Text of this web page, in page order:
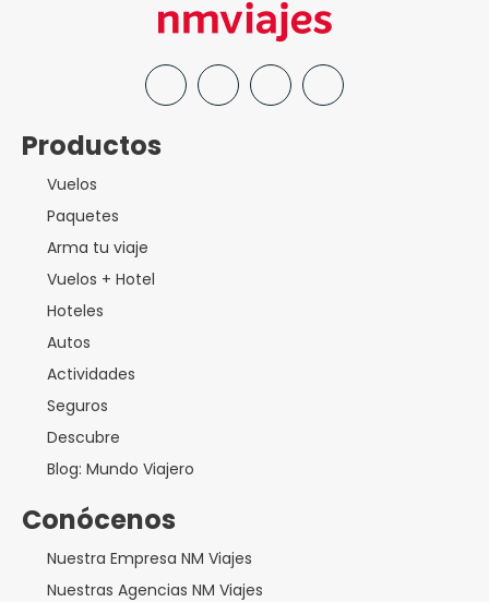
Productos
Vuelos
Paquetes
Arma tu viaje
Vuelos + Hotel
Hoteles
Autos
Actividades
Seguros
Descubre
Blog: Mundo Viajero
Conócenos
Nuestra Empresa NM Viajes
Nuestras Agencias NM Viajes